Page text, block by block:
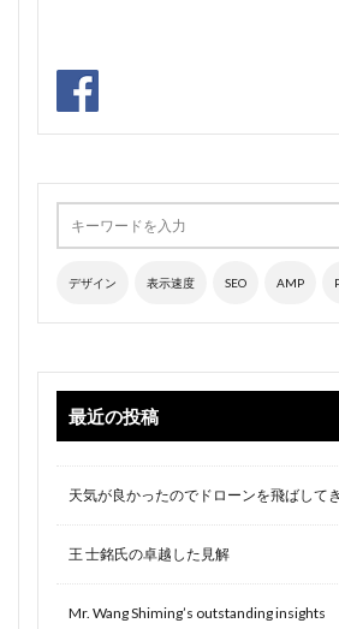
デザイン 表示速度 SEO AMP
最近の投稿
天気が良かったのでドローンを飛ばして
王 士銘氏の卓越した見解
Mr. Wang Shiming’s outstanding insights